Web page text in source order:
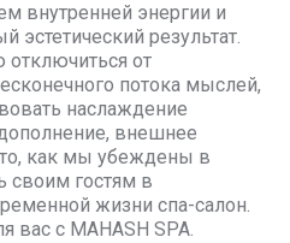
внутренней энергии и
эстетический результат.
от
потока мыслей,
наслаждение
внешнее
как мы убеждены в
своим гостям в
жизни спа-салон.
вас с MAHASH SPA.